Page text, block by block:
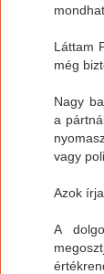
Láttam
még
Nagy
a
vagy
Azok
A